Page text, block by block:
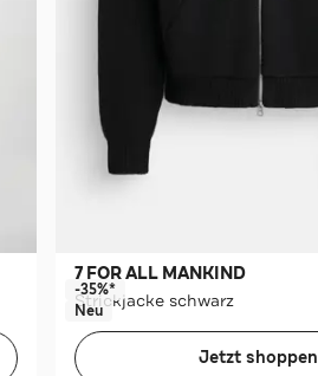
7 FOR ALL MANKIND
Strickjacke schwarz
-35%*
Neu
Jetzt shoppen